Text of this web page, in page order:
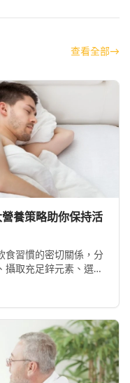
查看全部→
養策略助你保持活
食習慣的密切關係，分
攝取充足鋅元素、選擇